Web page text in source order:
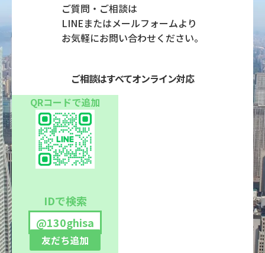
ご質問・ご相談は
LINEまたはメールフォームより
お気軽にお問い合わせください。
ご相談はすべてオンライン対応
QRコードで追加
IDで検索
@130ghisa
友だち追加